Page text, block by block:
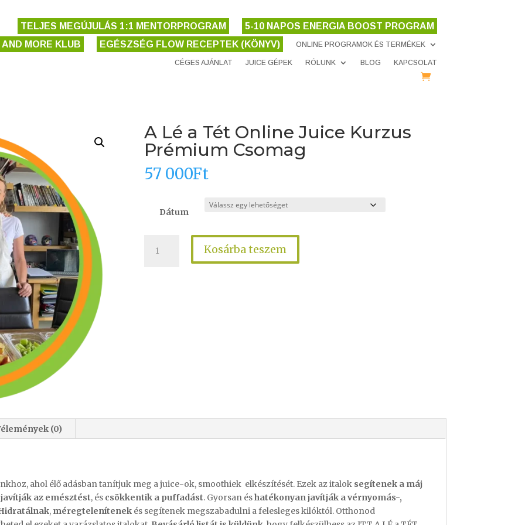
TELJES MEGÚJULÁS 1:1 MENTORPROGRAM
5-10 NAPOS ENERGIA BOOST PROGRAM
AND MORE KLUB
EGÉSZSÉG FLOW RECEPTEK (KÖNYV) ONLINE PROGRAMOK ÉS TERMÉKEK
CÉGES AJÁNLAT JUICE GÉPEK RÓLUNK BLOG KAPCSOLAT
A Lé a Tét Online Juice Kurzus
Prémium Csomag
57 000Ft
Dátum
Kosárba teszem
(0)
ahol élő adásban tanítjuk meg a juice-ok, smoothiek elkészítését. Ezek az italok segítenek a máj
az emésztést, és csökkentik a puffadást. Gyorsan éshatékonyan javítják a vérnyomás-,
, méregtelenítenek és segítenek megszabadulni a felesleges kilóktól. Otthonod